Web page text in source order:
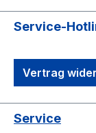
Service-
Vertrag
Service